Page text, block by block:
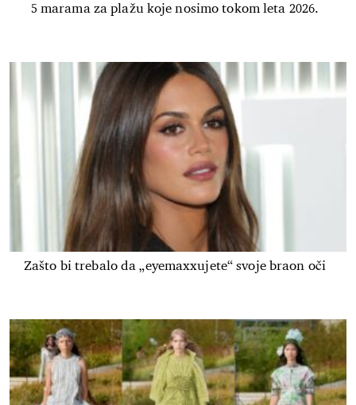
5 marama za plažu koje nosimo tokom leta 2026.
Zašto bi trebalo da „eyemaxxujete“ svoje braon oči